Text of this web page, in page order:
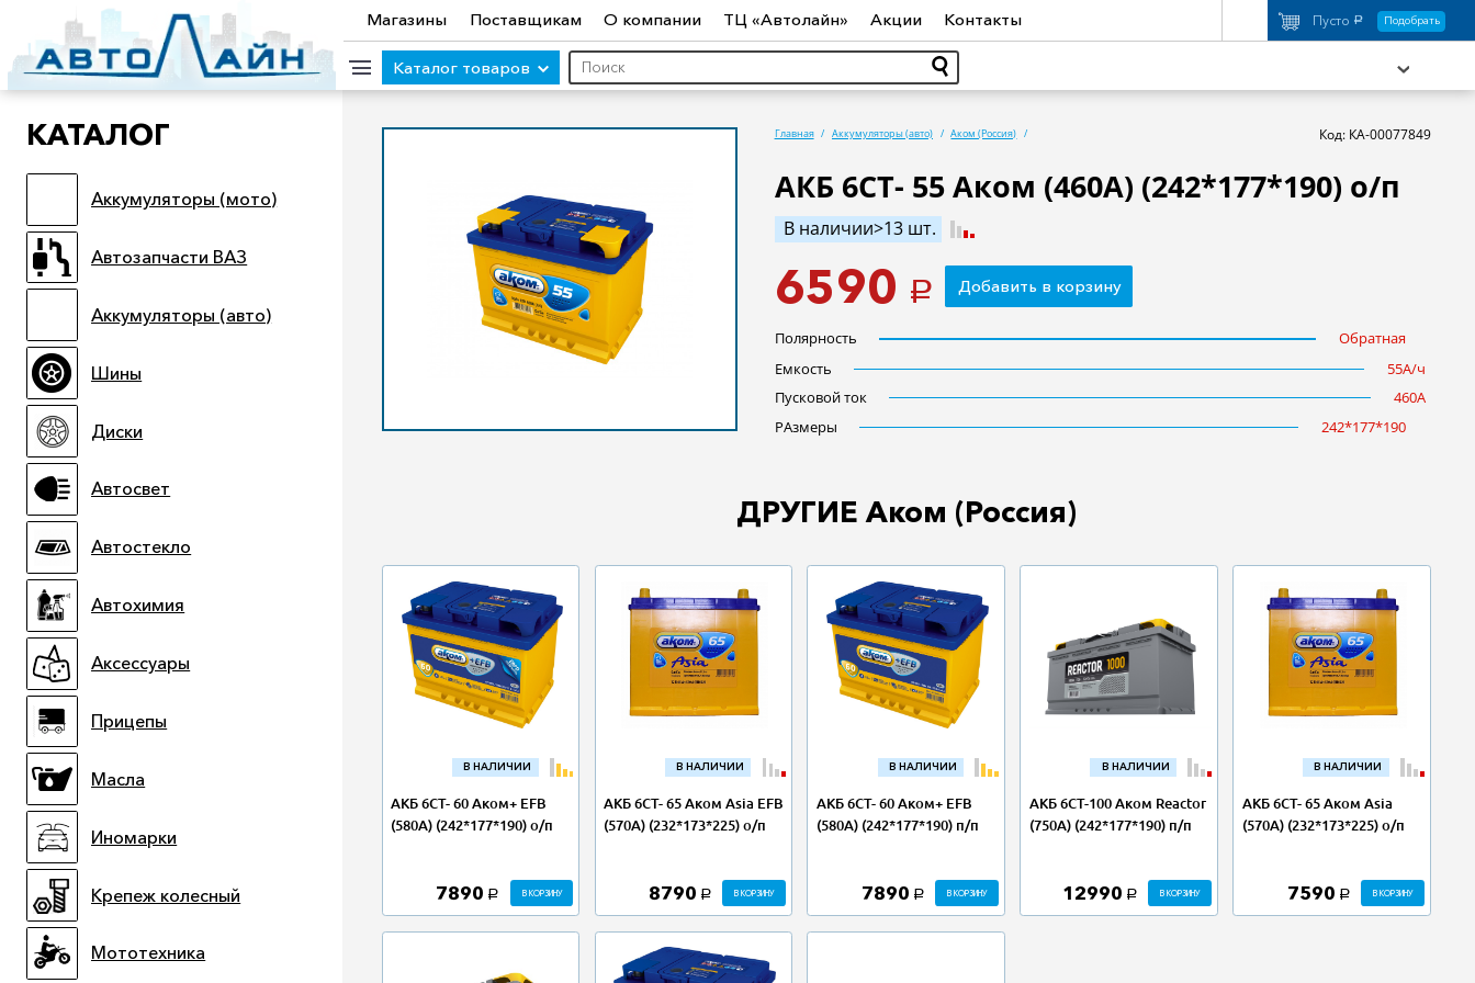
КАТЕГОРИИ ТОВАРОВ
Аккумуляторы (мото) Автозапчасти ВАЗ Аккумуляторы (авто) Шины
Прицепы
Иномарки Мототехника Садовая техника Инструмент Лодки и моторы
Электроинструмент и оснастка
Магазины Поставщикам О компании ТЦ «Автолайн» Акции Контакты Пусто a Подобрать
Каталог товаров
КАТАЛОГ
Аккумуляторы (мото)
Автозапчасти ВАЗ
Аккумуляторы (авто)
Шины
Диски
Автосвет
Автостекло
Автохимия
Аксессуары
Прицепы
Масла
Иномарки
Крепеж колесный
Мототехника
Главная Аккумуляторы (авто) Аком (Россия) Код: КА-00077849
АКБ 6СТ- 55 Аком (460А) (242*177*190) о/п
В наличии>13 шт.
6590 a Добавить в корзину
Полярность
Обратная
Емкость
55A/ч
Пусковой ток
460A
РАзмеры
242*177*190
ДРУГИЕ Аком (Россия)
В НАЛИЧИИ
АКБ 6СТ- 60 Аком+ EFB
(580А) (242*177*190) о/п
7890 a В КОРЗИНУ
В НАЛИЧИИ
АКБ 6СТ- 65 Аком Asia EFB
(570А) (232*173*225) о/п
8790 a В КОРЗИНУ
В НАЛИЧИИ
АКБ 6СТ- 60 Аком+ EFB
(580А) (242*177*190) п/п
7890 a В КОРЗИНУ
В НАЛИЧИИ
АКБ 6СТ-100 Аком Reactor
(750А) (242*177*190) п/п
12990 a В КОРЗИНУ
В НАЛИЧИИ
АКБ 6СТ- 65 Аком Asia
(570А) (232*173*225) о/п
7590 a В КОРЗИНУ